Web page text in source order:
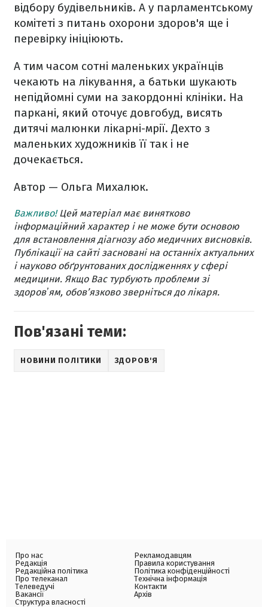
відбору будівельників. А у парламентському
комітеті з питань охорони здоров'я ще і
перевірку ініціюють.
А тим часом сотні маленьких українців
чекають на лікування, а батьки шукають
непідйомні суми на закордонні клініки. На
паркані, який оточує довгобуд, висять
дитячі малюнки лікарні-мрії. Дехто з
маленьких художників її так і не
дочекається.
Автор — Ольга Михалюк.
Важливо!Цей матеріал має винятково
інформаційний характер і не може бути основою
для встановлення діагнозу або медичних висновків.
Публікації на сайті засновані на останніх актуальних
і науково обґрунтованих дослідженнях у сфері
медицини. Якщо Вас турбують проблеми зі
здоровʼям, обов’язково зверніться до лікаря.
Пов'язані теми:
НОВИНИ ПОЛІТИКИ ЗДОРОВ'Я
Про нас
Редакція
Редакційна політика
Про телеканал
Телеведучі
Вакансії
Структура власності
Рекламодавцям
Правила користування
Політика конфіденційності
Технічна інформація
Контакти
Архів